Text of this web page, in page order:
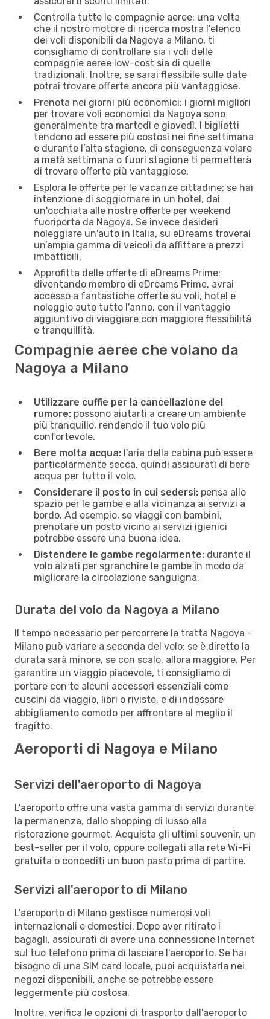
Controlla tutte le compagnie aeree: una volta
che il nostro motore di ricerca mostra l'elenco
dei voli disponibili da Nagoya a Milano, ti
consigliamo di controllare sia i voli delle
compagnie aeree low-cost sia di quelle
tradizionali. Inoltre, se sarai flessibile sulle date
potrai trovare offerte ancora più vantaggiose.
Prenota nei giorni più economici: i giorni migliori
per trovare voli economici da Nagoya sono
generalmente tra martedì e giovedì. I biglietti
tendono ad essere più costosi nei fine settimana
e durante l’alta stagione, di conseguenza volare
a metà settimana o fuori stagione ti permetterà
di trovare offerte più vantaggiose.
Esplora le offerte per le vacanze cittadine: se hai
intenzione di soggiornare in un hotel, dai
un'occhiata alle nostre offerte per weekend
fuoriporta da Nagoya. Se invece desideri
noleggiare un'auto in Italia, su eDreams troverai
un’ampia gamma di veicoli da affittare a prezzi
imbattibili.
Approfitta delle offerte di eDreams Prime:
diventando membro di eDreams Prime, avrai
accesso a fantastiche offerte su voli, hotel e
noleggio auto tutto l'anno, con il vantaggio
aggiuntivo di viaggiare con maggiore flessibilità
e tranquillità.
Compagnie aeree che volano da
Nagoya a Milano
Utilizzare cuffie per la cancellazione del
rumore: possono aiutarti a creare un ambiente
più tranquillo, rendendo il tuo volo più
confortevole.
Bere molta acqua: l'aria della cabina può essere
particolarmente secca, quindi assicurati di bere
acqua per tutto il volo.
Considerare il posto in cui sedersi: pensa allo
spazio per le gambe e alla vicinanza ai servizi a
bordo. Ad esempio, se viaggi con bambini,
prenotare un posto vicino ai servizi igienici
potrebbe essere una buona idea.
Distendere le gambe regolarmente: durante il
volo alzati per sgranchire le gambe in modo da
migliorare la circolazione sanguigna.
Durata del volo da Nagoya a Milano
Il tempo necessario per percorrere la tratta Nagoya -
Milano può variare a seconda del volo: se è diretto la
durata sarà minore, se con scalo, allora maggiore. Per
garantire un viaggio piacevole, ti consigliamo di
portare con te alcuni accessori essenziali come
cuscini da viaggio, libri o riviste, e di indossare
abbigliamento comodo per affrontare al meglio il
tragitto.
Aeroporti di Nagoya e Milano
Servizi dell'aeroporto di Nagoya
L'aeroporto offre una vasta gamma di servizi durante
la permanenza, dallo shopping di lusso alla
ristorazione gourmet. Acquista gli ultimi souvenir, un
best-seller per il volo, oppure collegati alla rete Wi-Fi
gratuita o concediti un buon pasto prima di partire.
Servizi all'aeroporto di Milano
L'aeroporto di Milano gestisce numerosi voli
internazionali e domestici. Dopo aver ritirato i
bagagli, assicurati di avere una connessione Internet
sul tuo telefono prima di lasciare l'aeroporto. Se hai
bisogno di una SIM card locale, puoi acquistarla nei
negozi disponibili, anche se potrebbe essere
leggermente più costosa.
Inoltre, verifica le opzioni di trasporto dall'aeroporto